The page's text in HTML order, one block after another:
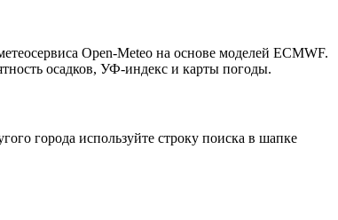
Open-Meteo на основе моделей ECMWF.
осадков, УФ-индекс и карты погоды.
города используйте строку поиска в шапке